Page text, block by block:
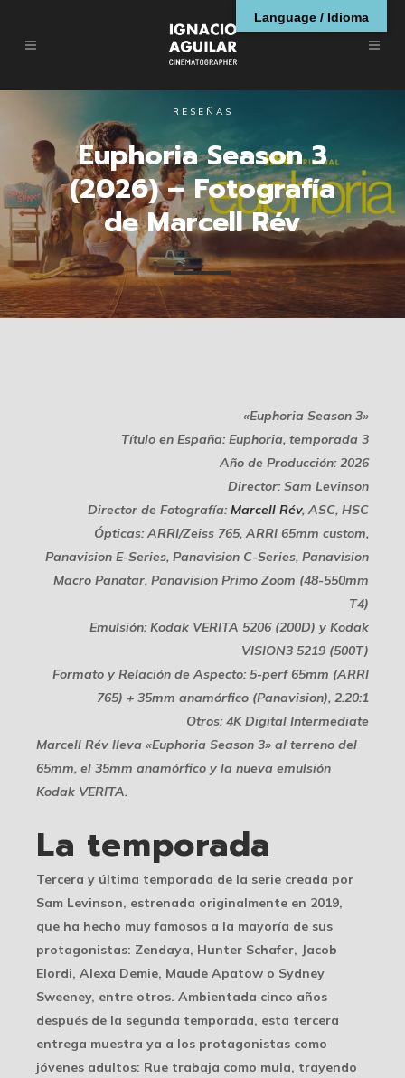
RESEÑAS
Euphoria Season 3
(2026) – Fotografía
de Marcell Rév
«Euphoria Season 3»
Título en España: Euphoria, temporada 3
Año de Producción: 2026
Director: Sam Levinson
Director de Fotografía: Marcell Rév, ASC, HSC
Ópticas: ARRI/Zeiss 765, ARRI 65mm custom,
Panavision E-Series, Panavision C-Series, Panavision
Macro Panatar, Panavision Primo Zoom (48-550mm
T4)
Emulsión: Kodak VERITA 5206 (200D) y Kodak
VISION3 5219 (500T)
Formato y Relación de Aspecto: 5-perf 65mm (ARRI
765) + 35mm anamórfico (Panavision), 2.20:1
Otros: 4K Digital Intermediate
Marcell Rév lleva «Euphoria Season 3» al terreno del
65mm, el 35mm anamórfico y la nueva emulsión
Kodak VERITA.
La temporada
Tercera y última temporada de la serie creada por
Sam Levinson, estrenada originalmente en 2019,
que ha hecho muy famosos a la mayoría de sus
protagonistas: Zendaya, Hunter Schafer, Jacob
Elordi, Alexa Demie, Maude Apatow o Sydney
Sweeney, entre otros. Ambientada cinco años
después de la segunda temporada, esta tercera
entrega muestra ya a los protagonistas como
jóvenes adultos: Rue trabaja como mula, trayendo
Language / Idioma